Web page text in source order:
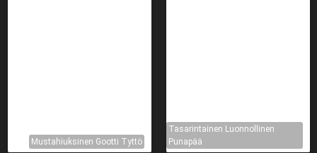
Mustahiuksinen Gootti Tyttö
Tasarintainen Luonnollinen
Punapää